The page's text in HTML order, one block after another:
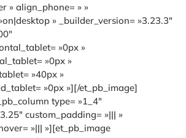
» align_phone= » »
» _builder_version= »3.23.3″
»0px »
»0px »
»40px »
»0px »][/et_pb_image]
type= »1_4″
custom_padding= »||| »
»||| »][et_pb_image